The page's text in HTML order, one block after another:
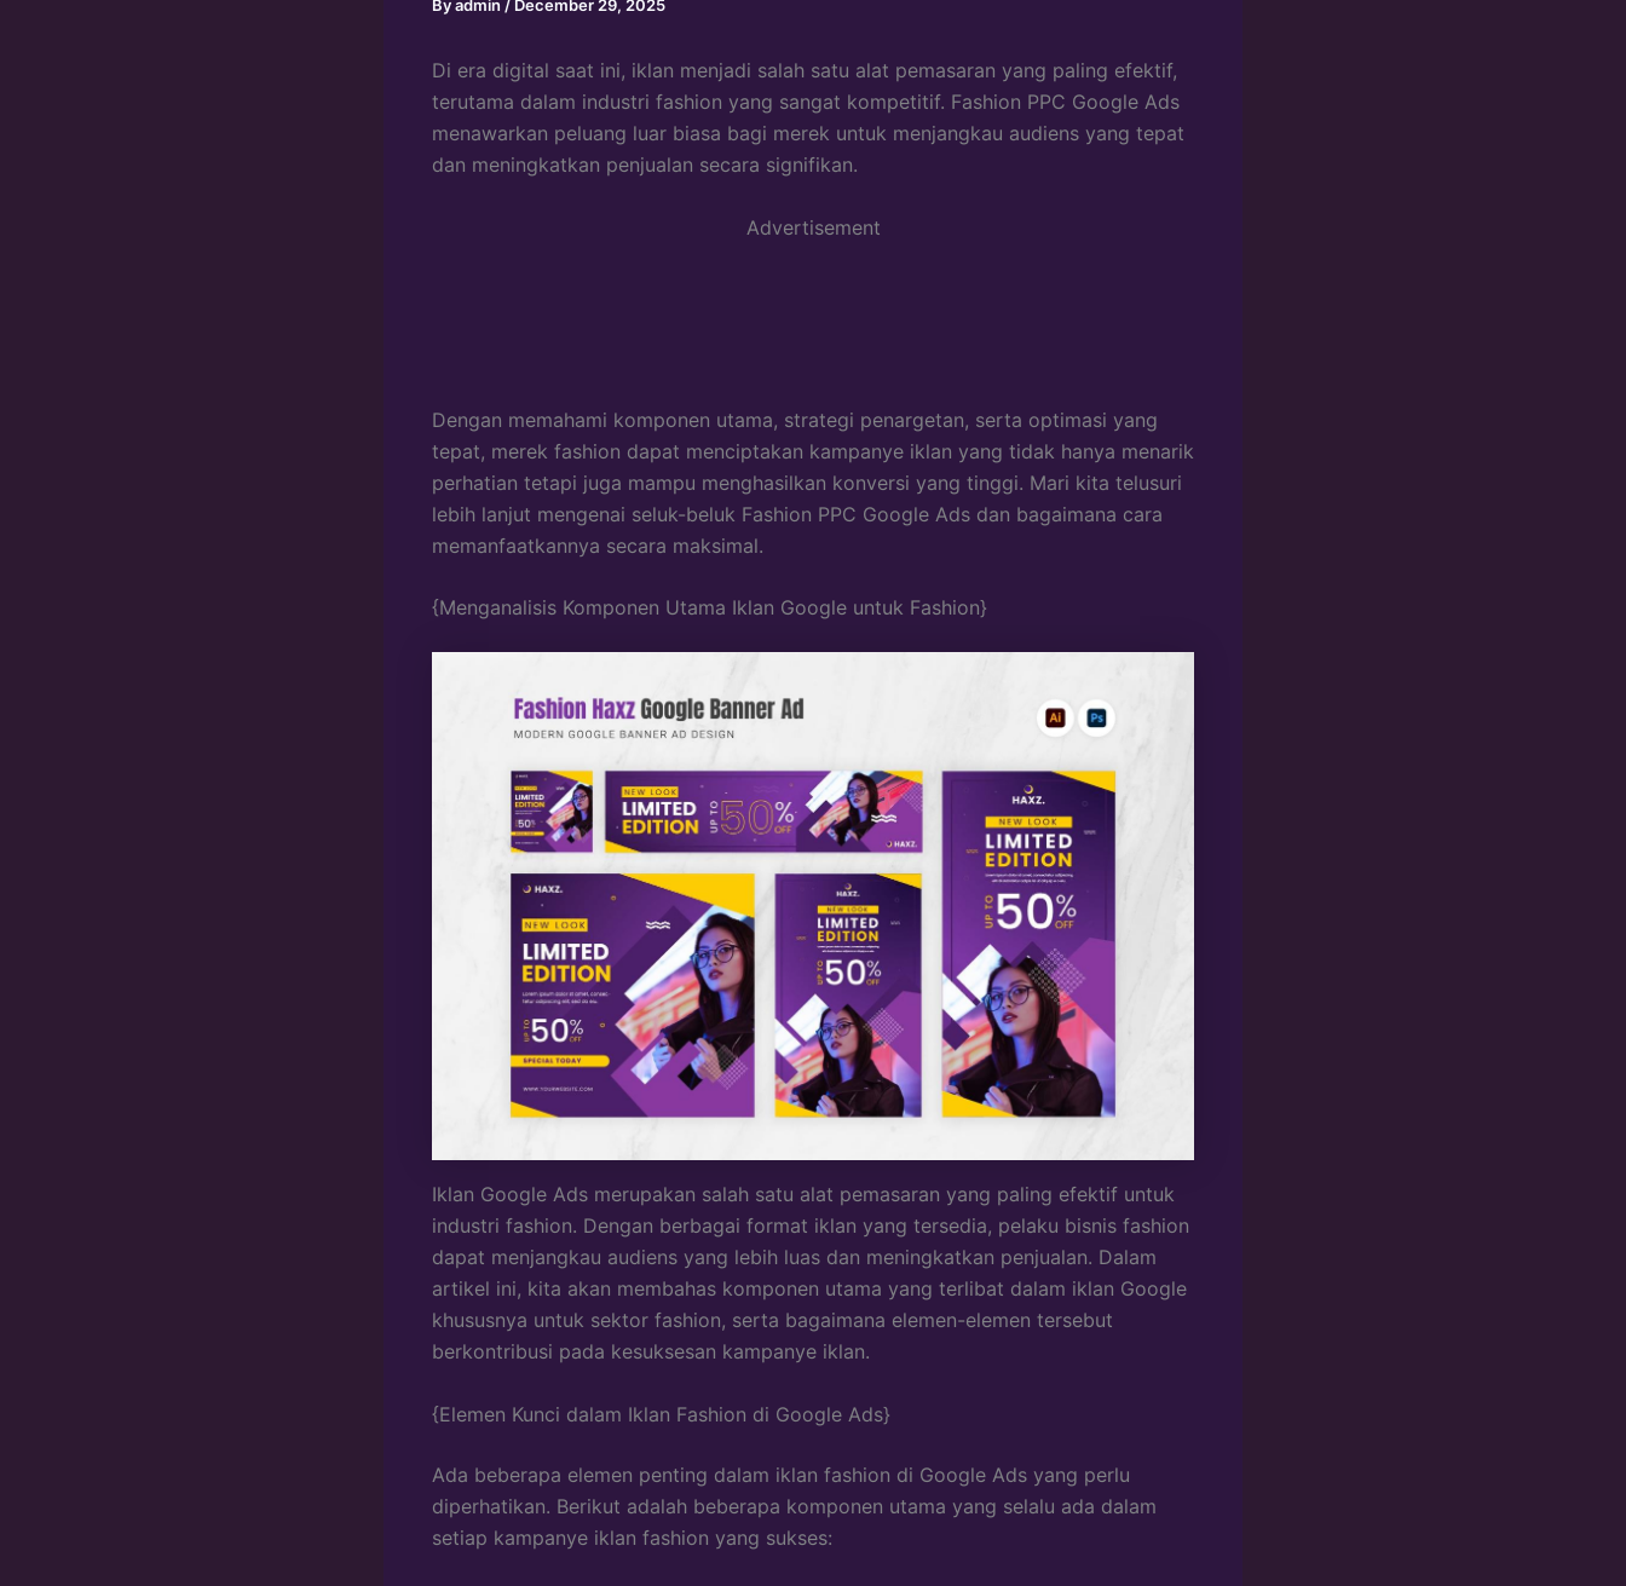
Byadmin / December 29, 2025
Di era digital saat ini, iklan menjadi salah satu alat pemasaran yang paling efektif,
terutama dalam industri fashion yang sangat kompetitif. Fashion PPC Google Ads
menawarkan peluang luar biasa bagi merek untuk menjangkau audiens yang tepat
dan meningkatkan penjualan secara signifikan.
Advertisement
Dengan memahami komponen utama, strategi penargetan, serta optimasi yang
tepat, merek fashion dapat menciptakan kampanye iklan yang tidak hanya menarik
perhatian tetapi juga mampu menghasilkan konversi yang tinggi. Mari kita telusuri
lebih lanjut mengenai seluk-beluk Fashion PPC Google Ads dan bagaimana cara
memanfaatkannya secara maksimal.
{Menganalisis Komponen Utama Iklan Google untuk Fashion}
Iklan Google Ads merupakan salah satu alat pemasaran yang paling efektif untuk
industri fashion. Dengan berbagai format iklan yang tersedia, pelaku bisnis fashion
dapat menjangkau audiens yang lebih luas dan meningkatkan penjualan. Dalam
artikel ini, kita akan membahas komponen utama yang terlibat dalam iklan Google
khususnya untuk sektor fashion, serta bagaimana elemen-elemen tersebut
berkontribusi pada kesuksesan kampanye iklan.
{Elemen Kunci dalam Iklan Fashion di Google Ads}
Ada beberapa elemen penting dalam iklan fashion di Google Ads yang perlu
diperhatikan. Berikut adalah beberapa komponen utama yang selalu ada dalam
setiap kampanye iklan fashion yang sukses: